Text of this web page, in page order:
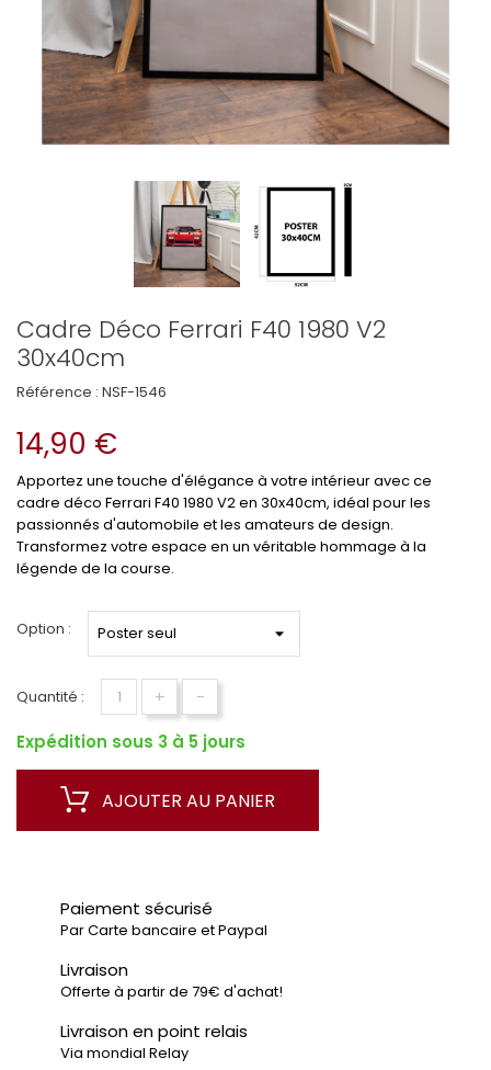
Cadre Déco Ferrari F40 1980 V2
30x40cm
Référence : NSF-1546
14,90 €
Apportez une touche d'élégance à votre intérieur avec ce
cadre déco Ferrari F40 1980 V2 en 30x40cm, idéal pour les
passionnés d'automobile et les amateurs de design.
Transformez votre espace en un véritable hommage à la
légende de la course.
Option :
Quantité : +
-
Expédition sous 3 à 5 jours
AJOUTER AU PANIER
Paiement sécurisé
Par Carte bancaire et Paypal
Livraison
Offerte à partir de 79€ d'achat!
Livraison en point relais
Via mondial Relay